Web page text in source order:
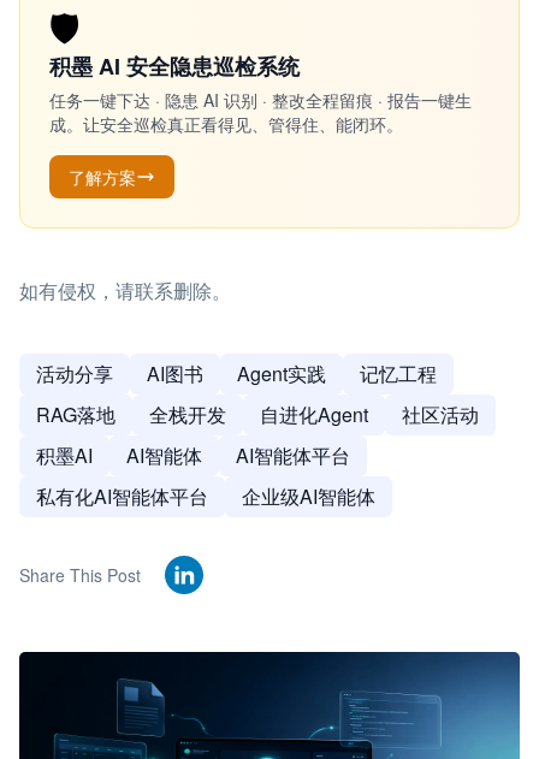
🛡️
积墨 AI 安全隐患巡检系统
任务一键下达 · 隐患 AI 识别 · 整改全程留痕 · 报告一键生
成。让安全巡检真正看得见、管得住、能闭环。
了解方案
如有侵权，请联系删除。
活动分享 AI图书 Agent实践
记忆工程
RAG落地
全栈开发 自进化Agent
社区活动
积墨AI
AI智能体
AI智能体平台
私有化AI智能体平台
企业级AI智能体
Share This Post